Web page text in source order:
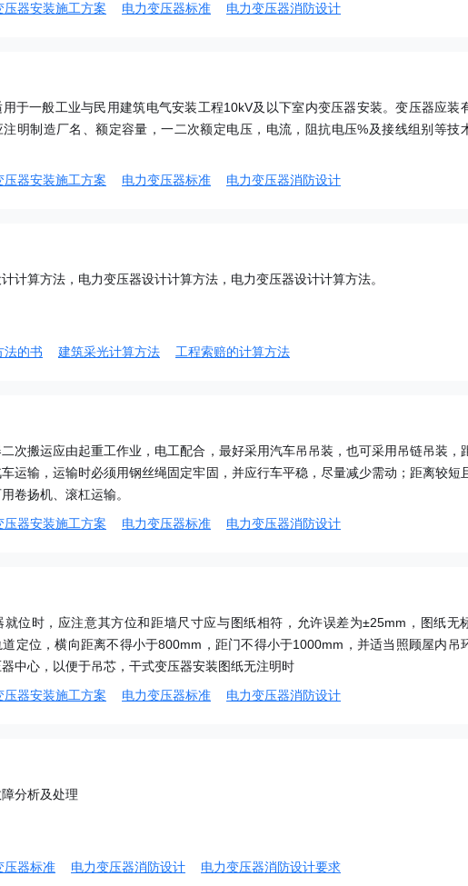
压器安装施工方案 电力变压器标准 电力变压器消防设计
于一般工业与民用建筑电气安装工程10kV及以下室内变压器安装。变压器应装
注明制造厂名、额定容量，一二次额定电压，电流，阻抗电压%及接线组别等技
压器安装施工方案 电力变压器标准 电力变压器消防设计
计算方法，电力变压器设计计算方法，电力变压器设计计算方法。
法的书 建筑采光计算方法 工程索赔的计算方法
次搬运应由起重工作业，电工配合，最好采用汽车吊吊装，也可采用吊链吊装，
运输，运输时必须用钢丝绳固定牢固，并应行车平稳，尽量减少需动；距离较短
卷扬机、滚杠运输。
压器安装施工方案 电力变压器标准 电力变压器消防设计
就位时，应注意其方位和距墙尺寸应与图纸相符，允许误差为±25mm，图纸无
道定位，横向距离不得小于800mm，距门不得小于1000mm，并适当照顾屋内吊
中心，以便于吊芯，干式变压器安装图纸无注明时
压器安装施工方案 电力变压器标准 电力变压器消防设计
分析及处理
压器标准 电力变压器消防设计 电力变压器消防设计要求